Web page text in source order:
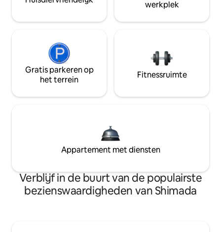
werkplek
Gratis parkeren op
het terrein
Fitnessruimte
Appartement met diensten
Verblijf in de buurt van de populairste
bezienswaardigheden van Shimada